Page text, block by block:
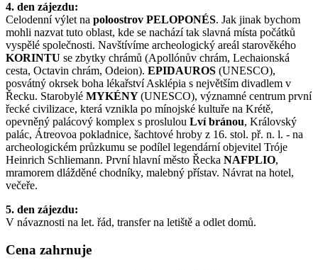
4. den zájezdu:
Celodenní výlet na poloostrov PELOPONÉS. Jak jinak bychom
mohli nazvat tuto oblast, kde se nachází tak slavná místa počátků
vyspělé společnosti. Navštívíme archeologický areál starověkého
KORINTU se zbytky chrámů (Apollónův chrám, Lechaionská
cesta, Octavin chrám, Odeion). EPIDAUROS (UNESCO),
posvátný okrsek boha lékařství Asklépia s největším divadlem v
Řecku. Starobylé MYKÉNY(UNESCO), významné centrum první
řecké civilizace, která vznikla po mínojské kultuře na Krétě,
opevněný palácový komplex s proslulou Lví bránou, Královský
palác, Átreovoa pokladnice, šachtové hroby z 16. stol. př. n. l. - na
archeologickém průzkumu se podílel legendární objevitel Tróje
Heinrich Schliemann. První hlavní město Řecka NAFPLIO,
mramorem dlážděné chodníky, malebný přístav. Návrat na hotel,
večeře.
5. den zájezdu:
V návaznosti na let. řád, transfer na letiště a odlet domů.
Cena zahrnuje